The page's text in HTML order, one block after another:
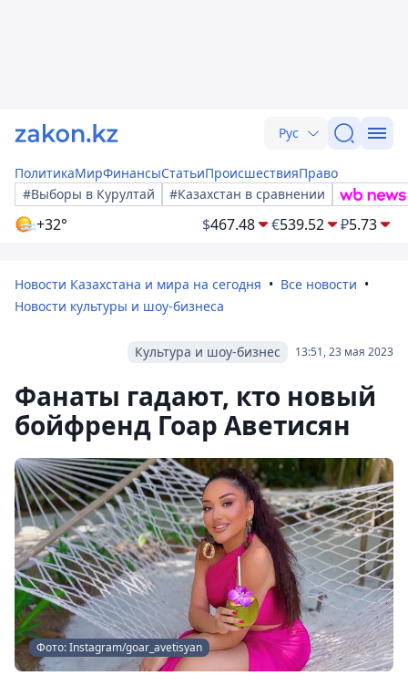
Рус
ПолитикаМирФинансыСтатьиПроисшествияПраво
#Выборы в Курултай
#Казахстан в сравнении
+32° $467.48 €539.52 ₽5.73
Новости Казахстана и мира на сегодня
Все новости
Новости культуры и шоу-бизнеса
13:51, 23 мая 2023
Культура и шоу-бизнес
Фанаты гадают, кто новый
бойфренд Гоар Аветисян
Фото: Instagram/goar_avetisyan